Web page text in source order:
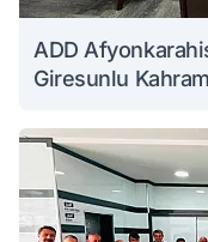
ADD
Giresunlu